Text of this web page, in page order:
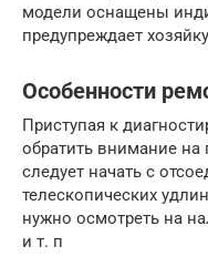
модели оснащены
предупреждает
Особенности
Приступая к
обратить внимание на
следует начать с
телескопических
нужно осмотреть на
и т. п